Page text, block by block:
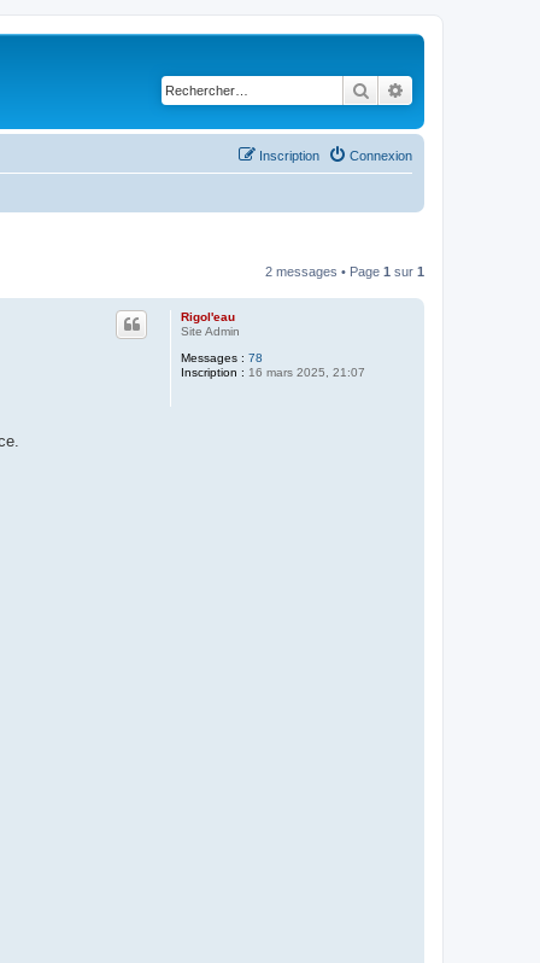
Rechercher
Connexion
Inscription
2 messages • Page 1 sur 1
Rigol'eau
Site Admin
Messages : 78
Inscription : 16 mars 2025, 21:07